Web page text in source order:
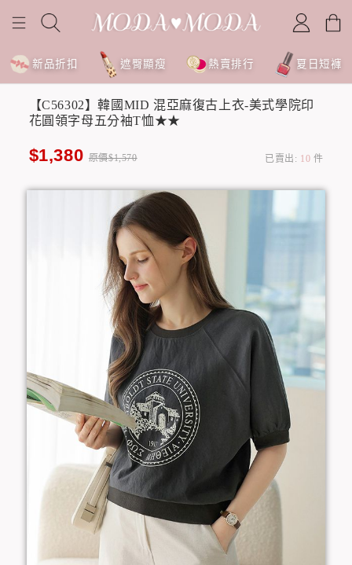
新品折扣 遮臀顯瘦 熱賣排行 夏日短褲
【C56302】韓國MID 混亞麻復古上衣-美式學院印
花圓領字母五分袖T恤★★
$1,380 原價$1,570 已賣出: 10 件